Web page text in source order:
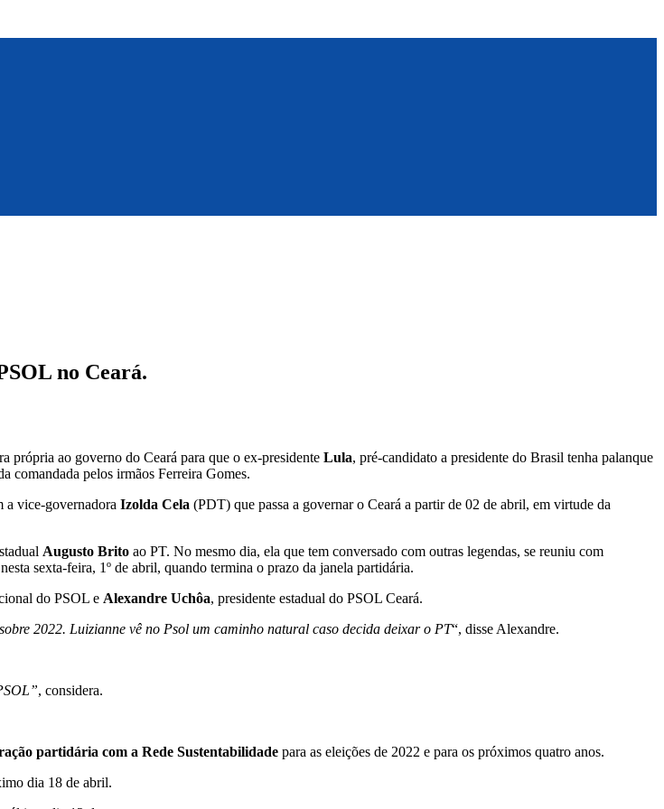
no Ceará.
própria ao governo do Ceará para que o ex-presidente Lula, pré-candidato a presidente do Brasil tenha palanque
comandada pelos irmãos Ferreira Gomes.
a vice-governadora Izolda Cela (PDT) que passa a governar o Ceará a partir de 02 de abril, em virtude da
Augusto Brito ao PT. No mesmo dia, ela que tem conversado com outras legendas, se reuniu com
sexta-feira, 1º de abril, quando termina o prazo da janela partidária.
do PSOL e Alexandre Uchôa, presidente estadual do PSOL Ceará.
2022. Luizianne vê no Psol um caminho natural caso decida deixar o PT“, disse Alexandre.
, considera.
partidária com a Rede Sustentabilidade para as eleições de 2022 e para os próximos quatro anos.
dia 18 de abril.